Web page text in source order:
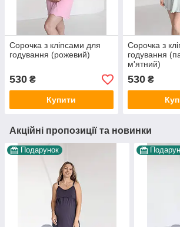
Сорочка з кліпсами для
годування (рожевий)
530 ₴
Купити
Сорочка з
годування
м'ятний)
530₴
Акційні пропозиції та новинки
Подарунок